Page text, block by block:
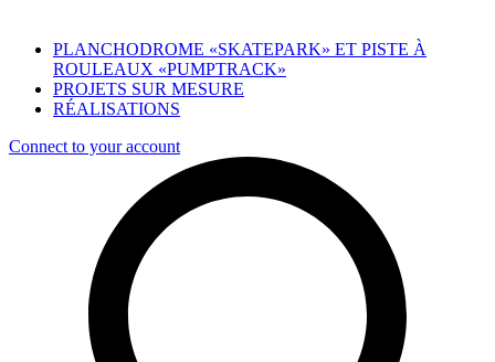
PLANCHODROME «SKATEPARK» ET PISTE À
ROULEAUX «PUMPTRACK»
PROJETS SUR MESURE
RÉALISATIONS
Connect to your account